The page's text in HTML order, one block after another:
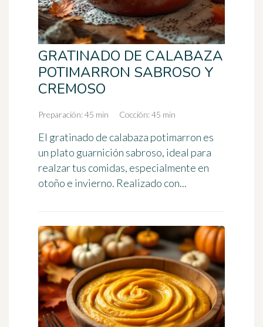
GRATINADO DE CALABAZA
POTIMARRON SABROSO Y
CREMOSO
Preparación: 45 min Cocción: 45 min
El gratinado de calabaza potimarron es
un plato guarnición sabroso, ideal para
realzar tus comidas, especialmente en
otoño e invierno. Realizado con...